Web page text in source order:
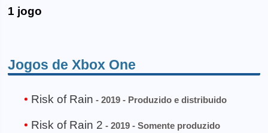
1 jogo
Jogos de Xbox One
Risk of Rain - 2019 - Produzido e distribuido
Risk of Rain 2 - 2019 - Somente produzido